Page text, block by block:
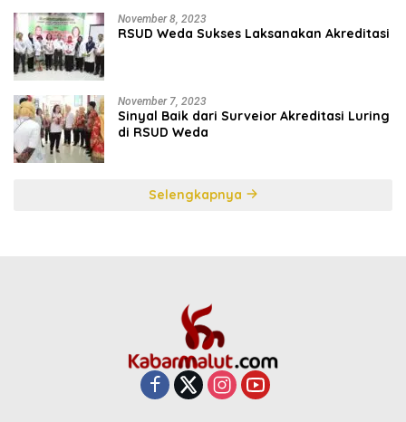
November 8, 2023
RSUD Weda Sukses Laksanakan Akreditasi
November 7, 2023
Sinyal Baik dari Surveior Akreditasi Luring
di RSUD Weda
Selengkapnya